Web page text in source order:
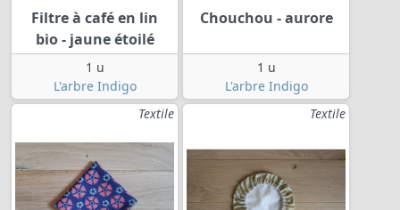
Filtre à café en lin
bio - jaune étoilé
1 u
L'arbre Indigo
Chouchou - aurore
1 u
L'arbre Indigo
Textile
Textile